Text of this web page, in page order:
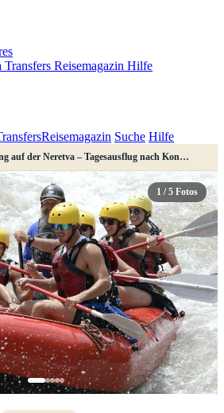
Transfers Reisemagazin Hilfe
Reisemagazin Suche Hilfe
Rafting auf der Neretva – Tagesausflug nach Konjic ab Mostar oder Sarajevo
1 / 5 Fotos